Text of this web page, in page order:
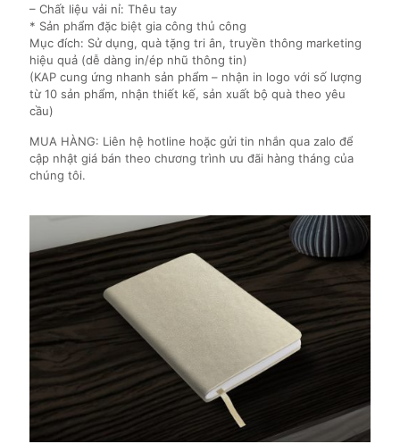
– Chất liệu vải nỉ: Thêu tay
* Sản phẩm đặc biệt gia công thủ công
Mục đích: Sử dụng, quà tặng tri ân, truyền thông marketing
hiệu quả (dễ dàng in/ép nhũ thông tin)
(KAP cung ứng nhanh sản phẩm – nhận in logo với số lượng
từ 10 sản phẩm, nhận thiết kế, sản xuất bộ quà theo yêu
cầu)
MUA HÀNG: Liên hệ hotline hoặc gửi tin nhắn qua zalo để
cập nhật giá bán theo chương trình ưu đãi hàng tháng của
chúng tôi.